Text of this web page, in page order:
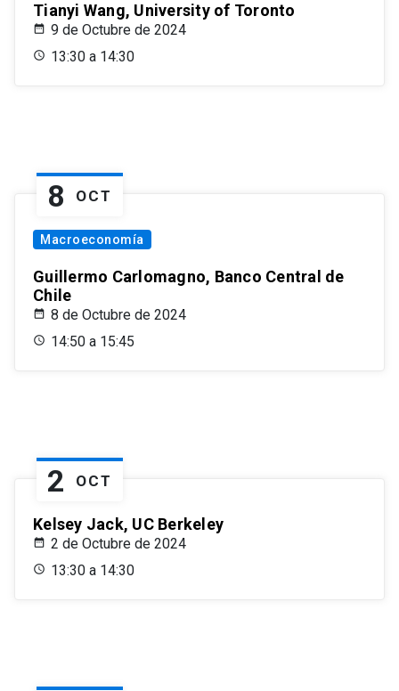
Tianyi Wang, University of Toronto
9 de Octubre de 2024
13:30 a 14:30
8 OCT
Macroeconomía
Guillermo Carlomagno, Banco Central de
Chile
8 de Octubre de 2024
14:50 a 15:45
2 OCT
Kelsey Jack, UC Berkeley
2 de Octubre de 2024
13:30 a 14:30